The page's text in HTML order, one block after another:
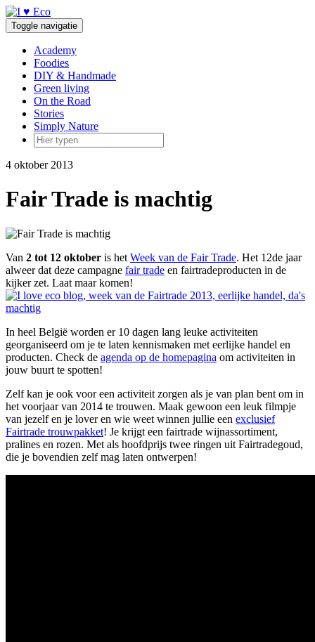
Doorgaan
naar
inhoud
Toggle navigatie
Academy
Foodies
DIY & Handmade
Green living
On the Road
Stories
Simply Nature
4 oktober 2013
Fair Trade is machtig
Van 2 tot 12 oktober is het Week van de Fair Trade. Het 12de jaar
alweer dat deze campagne fair trade en fairtradeproducten in de
kijker zet. Laat maar komen!
In heel België worden er 10 dagen lang leuke activiteiten
georganiseerd om je te laten kennismaken met eerlijke handel en
producten. Check de agenda op de homepagina om activiteiten in
jouw buurt te spotten!
Zelf kan je ook voor een activiteit zorgen als je van plan bent om in
het voorjaar van 2014 te trouwen. Maak gewoon een leuk filmpje
van jezelf en je lover en wie weet winnen jullie een exclusief
Fairtrade trouwpakket! Je krijgt een fairtrade wijnassortiment,
pralines en rozen. Met als hoofdprijs twee ringen uit Fairtradegoud,
die je bovendien zelf mag laten ontwerpen!